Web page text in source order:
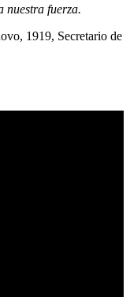
nuestra fuerza.
1919, Secretario de